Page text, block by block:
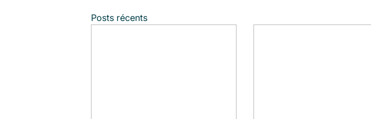
Posts récents